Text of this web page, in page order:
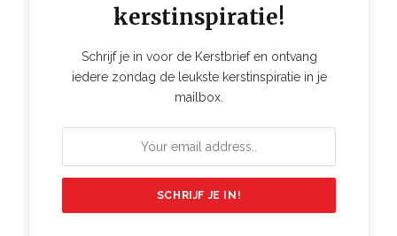
kerstinspiratie!
Schrijf je in voor de Kerstbrief en ontvang
iedere zondag de leukste kerstinspiratie in je
mailbox.